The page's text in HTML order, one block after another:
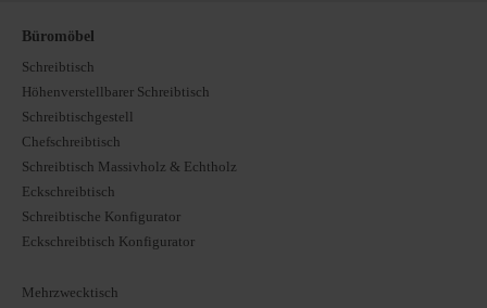
Büromöbel
Schreibtisch
Höhenverstellbarer Schreibtisch
Schreibtischgestell
Chefschreibtisch
Schreibtisch Massivholz & Echtholz
Eckschreibtisch
Schreibtische Konfigurator
Eckschreibtisch Konfigurator
Mehrzwecktisch